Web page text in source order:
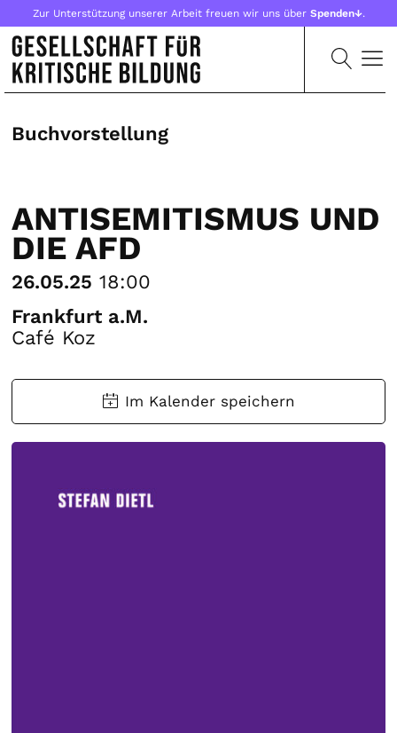
Zur Unterstützung unserer Arbeit freuen wir uns über Spenden↓.
Buchvorstellung
ANTISEMITISMUS UND
DIE AFD
26.05.25 18:00
Frankfurt a.M.
Café Koz